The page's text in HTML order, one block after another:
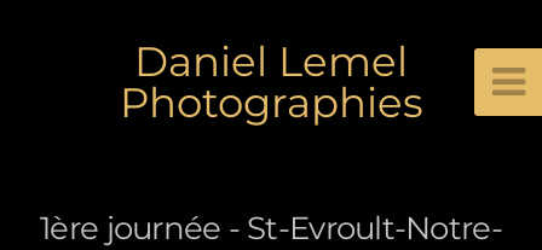
Daniel Lemel
Photographies
1ère journée - St-Evroult-Notre-